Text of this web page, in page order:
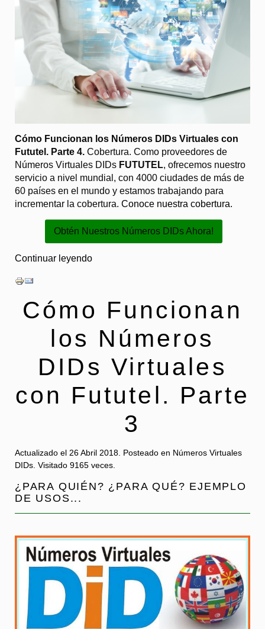
Cómo Funcionan los Números DIDs Virtuales con
Fututel. Parte 4. Cobertura. Como proveedores de
Números Virtuales DIDs FUTUTEL, ofrecemos nuestro
servicio a nivel mundial, con 4000 ciudades de más de
60 países en el mundo y estamos trabajando para
incrementar la cobertura. Conoce nuestra cobertura.
Obtén Nuestros Números DIDs Ahora!
Continuar leyendo
Cómo Funcionan
los Números
DIDs Virtuales
con Fututel. Parte
3
Actualizado el 26 Abril 2018. Posteado en Números Virtuales
DIDs. Visitado 9165 veces.
¿PARA QUIÉN? ¿PARA QUÉ? EJEMPLO
DE USOS...